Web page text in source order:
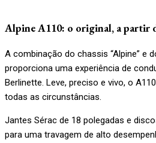
Alpine A110: o original, a partir
A combinação do chassis “Alpine” e
proporciona uma experiência de
Berlinette. Leve, preciso e vivo, o
todas as circunstâncias.
Jantes Sérac de 18 polegadas e
para uma travagem de alto